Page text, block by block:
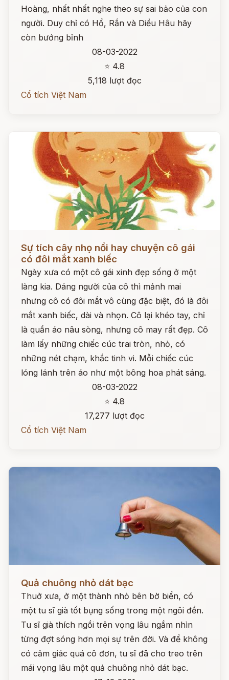
Hoàng, nhất nhất nghe theo sự sai bảo của con
người. Duy chỉ có Hổ, Rắn và Diều Hâu hãy
còn bướng bỉnh
08-03-2022
⭐ 4.8
5,118 lượt đọc
Cổ tích Việt Nam
Sự tích cây nhọ nồi hay chuyện cô gái
có đôi mắt xanh biếc
Ngày xưa có một cô gái xinh đẹp sống ở một
làng kia. Dáng người của cô thì mảnh mai
nhưng cô có đôi mắt vô cùng đặc biệt, đó là đôi
mắt xanh biếc, dài và nhọn. Cô lại khéo tay, chỉ
là quần áo nâu sòng, nhưng cô may rất đẹp. Cô
làm lấy những chiếc cúc trai tròn, nhỏ, có
những nét chạm, khắc tinh vi. Mỗi chiếc cúc
lóng lánh trên áo như một bông hoa phát sáng.
08-03-2022
⭐ 4.8
17,277 lượt đọc
Cổ tích Việt Nam
Quả chuông nhỏ dát bạc
Thuở xưa, ở một thành nhỏ bên bờ biển, có
một tu sĩ già tốt bụng sống trong một ngôi đền.
Tu sĩ già thích ngồi trên vọng lâu ngắm nhìn
từng đợt sóng hơn mọi sự trên đời. Và để không
có cảm giác quá cô đơn, tu sĩ đã cho treo trên
mái vọng lâu một quả chuông nhỏ dát bạc.